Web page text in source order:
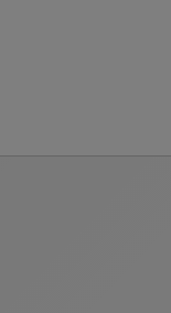
adaptons les